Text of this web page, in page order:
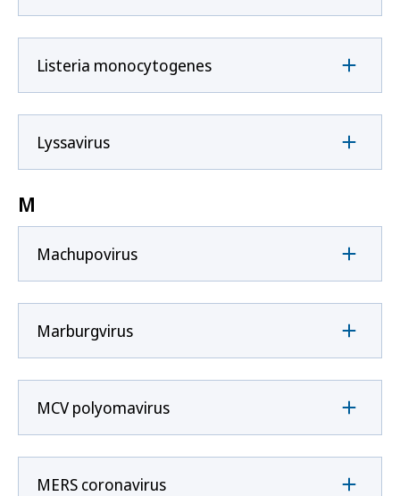
Listeria monocytogenes
Lyssavirus
M
Machupovirus
Marburgvirus
MCV polyomavirus
MERS coronavirus